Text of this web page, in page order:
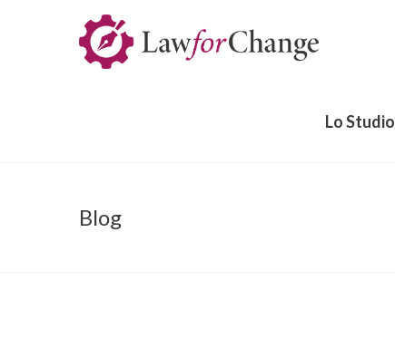
Lo Studio
Blog